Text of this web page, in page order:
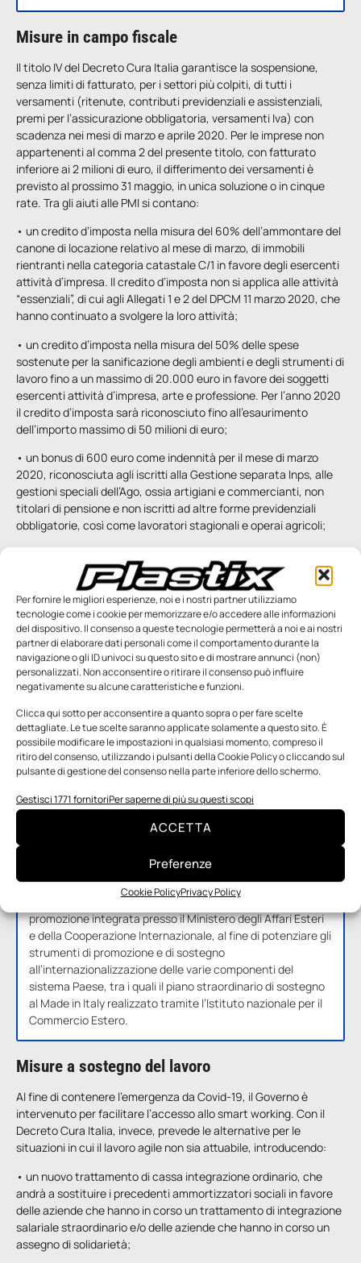
Per fornire le migliori esperienze, noi e i nostri partner utilizziamo
tecnologie come i cookie per memorizzare e/o accedere alle informazioni
del dispositivo. Il consenso a queste tecnologie permetterà a noi e ai nostri
partner di elaborare dati personali come il comportamento durante la
navigazione o gli ID univoci su questo sito e di mostrare annunci (non)
personalizzati. Non acconsentire o ritirare il consenso può influire
negativamente su alcune caratteristiche e funzioni.
Clicca qui sotto per acconsentire a quanto sopra o per fare scelte
dettagliate. Le tue scelte saranno applicate solamente a questo sito. È
possibile modificare le impostazioni in qualsiasi momento, compreso il
ritiro del consenso, utilizzando i pulsanti della Cookie Policy o cliccando sul
pulsante di gestione del consenso nella parte inferiore dello schermo.
Gestisci 1771 fornitoriPer saperne di più su questi scopi
ACCETTA
Preferenze
Cookie PolicyPrivacy Policy
Misure in campo fiscale
Il titolo IV del Decreto Cura Italia garantisce la sospensione,
senza limiti di fatturato, per i settori più colpiti, di tutti i
versamenti (ritenute, contributi previdenziali e assistenziali,
premi per l’assicurazione obbligatoria, versamenti Iva) con
scadenza nei mesi di marzo e aprile 2020. Per le imprese non
appartenenti al comma 2 del presente titolo, con fatturato
inferiore ai 2 milioni di euro, il differimento dei versamenti è
previsto al prossimo 31 maggio, in unica soluzione o in cinque
rate. Tra gli aiuti alle PMI si contano:
• un credito d’imposta nella misura del 60% dell’ammontare del
canone di locazione relativo al mese di marzo, di immobili
rientranti nella categoria catastale C/1 in favore degli esercenti
attività d’impresa. Il credito d’imposta non si applica alle attività
“essenziali”, di cui agli Allegati 1 e 2 del DPCM 11 marzo 2020, che
hanno continuato a svolgere la loro attività;
• un credito d’imposta nella misura del 50% delle spese
sostenute per la sanificazione degli ambienti e degli strumenti di
lavoro fino a un massimo di 20.000 euro in favore dei soggetti
esercenti attività d’impresa, arte e professione. Per l’anno 2020
il credito d’imposta sarà riconosciuto fino all’esaurimento
dell’importo massimo di 50 milioni di euro;
• un bonus di 600 euro come indennità per il mese di marzo
2020, riconosciuta agli iscritti alla Gestione separata Inps, alle
gestioni speciali dell’Ago, ossia artigiani e commercianti, non
titolari di pensione e non iscritti ad altre forme previdenziali
obbligatorie, così come lavoratori stagionali e operai agricoli;
relativi alle attività di liquidazione, controllo, accertamento,
riscossione e contenzioso da parte degli uffici degli enti
impositori. Sospensione anche dei termini per fornire risposta
alle istanze di interpello, ivi comprese quelle da rendere a
seguito della presentazione della documentazione integrativa
per la regolarizzazione delle istanze di interpello;
• la sospensione dei termini dei versamenti, scadenti nel
pagamento emesse dagli agenti della riscossione con
riferimento alle entrate tributarie e non tributarie. I versamenti
saranno effettuati in unica soluzione entro il mese successivo al
termine del periodo di sospensione;
• il differimento dei termini di approvazione del bilancio nei 180
giorni, ovvero anche ove non previsto espressamente dallo
statuto societario, entro il prossimo 28 giugno 2020.
Il Decreto Cura Italia istituisce un fondo da ripartire per la
promozione integrata presso il Ministero degli Affari Esteri
e della Cooperazione Internazionale, al fine di potenziare gli
strumenti di promozione e di sostegno
all’internazionalizzazione delle varie componenti del
sistema Paese, tra i quali il piano straordinario di sostegno
al Made in Italy realizzato tramite l’Istituto nazionale per il
Commercio Estero.
Misure a sostegno del lavoro
Al fine di contenere l’emergenza da Covid-19, il Governo è
intervenuto per facilitare l’accesso allo smart working. Con il
Decreto Cura Italia, invece, prevede le alternative per le
situazioni in cui il lavoro agile non sia attuabile, introducendo:
• un nuovo trattamento di cassa integrazione ordinario, che
andrà a sostituire i precedenti ammortizzatori sociali in favore
delle aziende che hanno in corso un trattamento di integrazione
salariale straordinario e/o delle aziende che hanno in corso un
assegno di solidarietà;